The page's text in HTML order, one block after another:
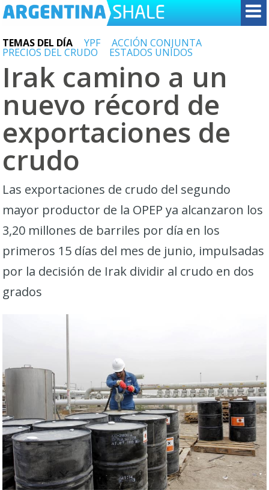
TEMAS DEL DÍA YPF ACCIÓN CONJUNTA
PRECIOS DEL CRUDO ESTADOS UNIDOS
Irak camino a un
nuevo récord de
exportaciones de
crudo
Las exportaciones de crudo del segundo
mayor productor de la OPEP ya alcanzaron los
3,20 millones de barriles por día en los
primeros 15 días del mes de junio, impulsadas
por la decisión de Irak dividir al crudo en dos
grados